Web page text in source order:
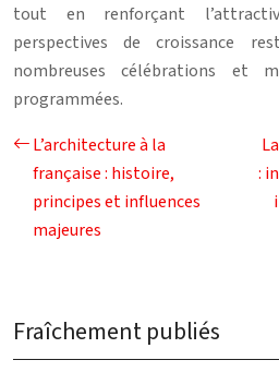
tout en renforçant
perspectives de croissance
nombreuses célébrations et
programmées.
L’architecture à la
française : histoire,
principes et influences
majeures
:
Fraîchement publiés